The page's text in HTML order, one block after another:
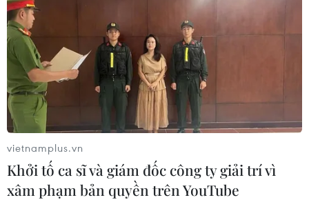
giao dịch tài chính, mua vũ khí và chế tạo bom cho các
phiến quân.
vietnamplus.vn
Khởi tố ca sĩ và giám đốc công ty giải trí vì
xâm phạm bản quyền trên YouTube